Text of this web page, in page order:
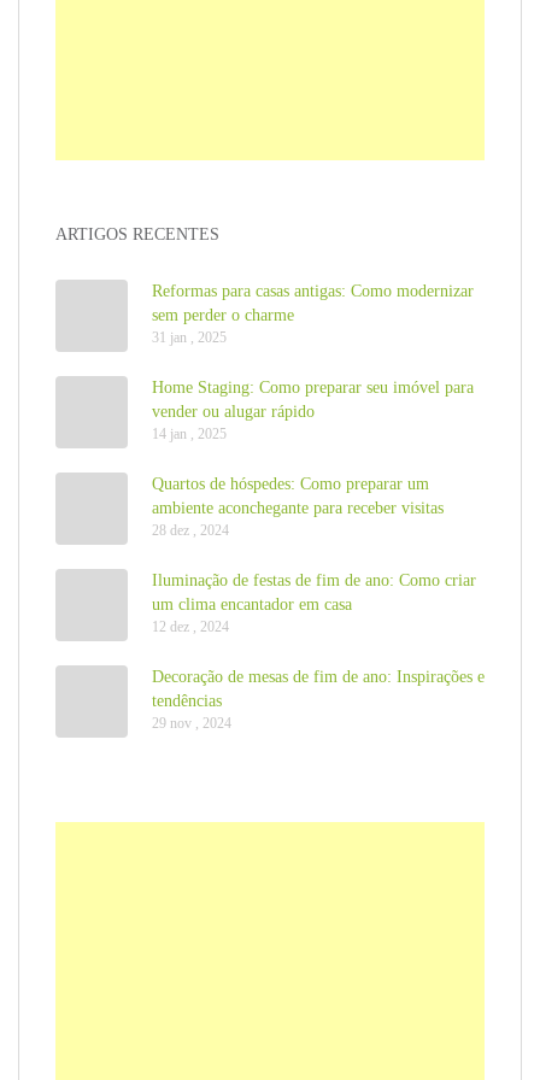
ARTIGOS RECENTES
Reformas para casas antigas: Como modernizar
sem perder o charme
31 jan , 2025
Home Staging: Como preparar seu imóvel para
vender ou alugar rápido
14 jan , 2025
Quartos de hóspedes: Como preparar um
ambiente aconchegante para receber visitas
28 dez , 2024
Iluminação de festas de fim de ano: Como criar
um clima encantador em casa
12 dez , 2024
Decoração de mesas de fim de ano: Inspirações e
tendências
29 nov , 2024